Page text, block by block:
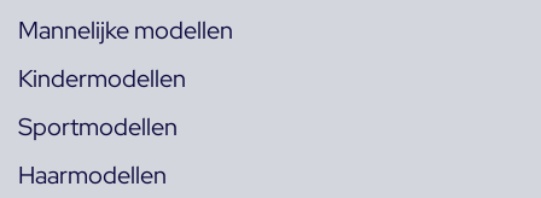
Mannelijke modellen
Kindermodellen
Sportmodellen
Haarmodellen